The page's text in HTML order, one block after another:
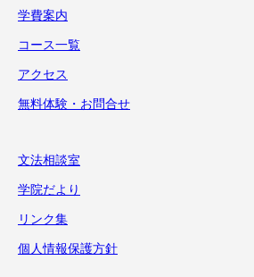
学費案内
コース一覧
アクセス
無料体験・お問合せ
文法相談室
学院だより
リンク集
個人情報保護方針